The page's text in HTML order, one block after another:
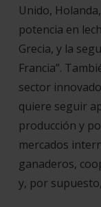
Unido,
potencia en
Grecia, y la
Francia”.
sector
quiere seguir
producción y
mercados
ganaderos,
y, por